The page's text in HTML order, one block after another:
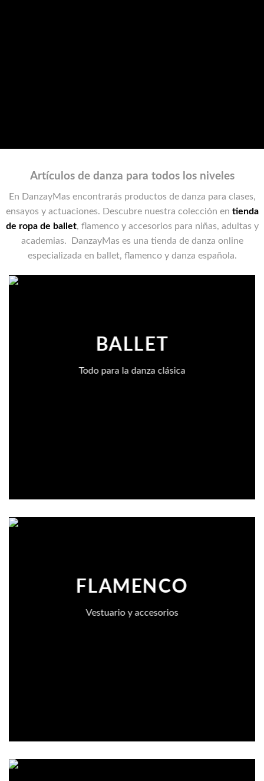
Artículos de danza para todos los niveles
En DanzayMas encontrarás productos de danza para clases,
ensayos y actuaciones. Descubre nuestra colección en tienda
de ropa de ballet, flamenco y accesorios para niñas, adultas y
academias. DanzayMas es una tienda de danza online
especializada en ballet, flamenco y danza española.
BALLET
Todo para la danza clásica
FLAMENCO
Vestuario y accesorios